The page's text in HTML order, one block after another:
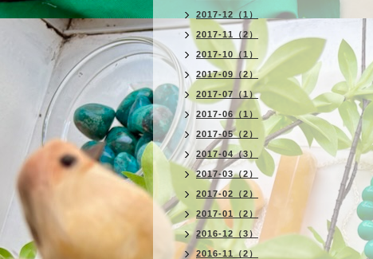
2017-12（1）
2017-11（2）
2017-10（1）
2017-09（2）
2017-07（1）
2017-06（1）
2017-05（2）
2017-04（3）
2017-03（2）
2017-02（2）
2017-01（2）
2016-12（3）
2016-11（2）